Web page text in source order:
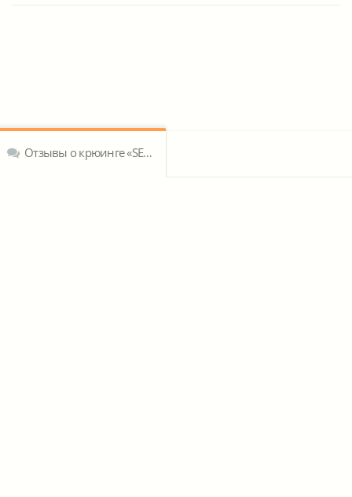
Отзывы о крюинге «SEABREEZE CREWING (MANILA), INC.»